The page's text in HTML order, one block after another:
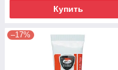
Купить
–17%